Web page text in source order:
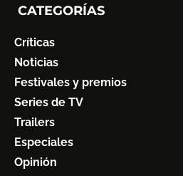
CATEGORÍAS
Críticas
Noticias
Festivales y premios
Series de TV
Trailers
Especiales
Opinión